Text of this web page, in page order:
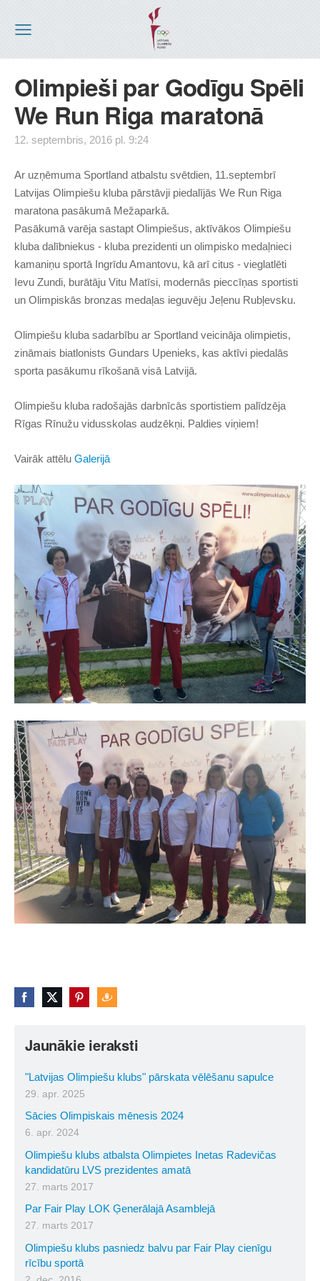
Jaunākie ieraksti
"Latvijas Olimpiešu klubs" pārskata vēlēšanu sapulce
29. apr. 2025
Sācies Olimpiskais mēnesis 2024
6. apr. 2024
Olimpiešu klubs atbalsta Olimpietes Inetas Radevičas
kandidatūru LVS prezidentes amatā
27. marts 2017
Par Fair Play LOK Ģenerālajā Asamblejā
27. marts 2017
Olimpiešu klubs pasniedz balvu par Fair Play cienīgu
rīcību sportā
Olimpieši par Godīgu Spēli
We Run Riga maratonā
12. septembris, 2016 pl. 9:24
Ar uzņēmuma Sportland atbalstu svētdien, 11.septembrī
Latvijas Olimpiešu kluba pārstāvji piedalījās We Run Riga
maratona pasākumā Mežaparkā.
Pasākumā varēja sastapt Olimpiešus, aktīvākos Olimpiešu
kluba dalībniekus - kluba prezidenti un olimpisko medaļnieci
kamaniņu sportā Ingrīdu Amantovu, kā arī citus - vieglatlēti
Ievu Zundi, burātāju Vitu Matīsi, modernās pieccīņas sportisti
un Olimpiskās bronzas medaļas ieguvēju Jeļenu Rubļevsku.
Olimpiešu kluba sadarbību ar Sportland veicināja olimpietis,
zināmais biatlonists Gundars Upenieks, kas aktīvi piedalās
sporta pasākumu rīkošanā visā Latvijā.
Olimpiešu kluba radošajās darbnīcās sportistiem palīdzēja
Rīgas Rīnužu vidusskolas audzēkņi. Paldies viņiem!
Vairāk attēlu Galerijā